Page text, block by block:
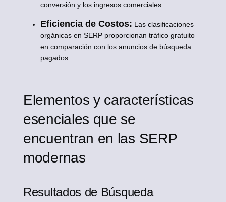
conversión y los ingresos comerciales
Eficiencia de Costos: Las clasificaciones
orgánicas en SERP proporcionan tráfico gratuito
en comparación con los anuncios de búsqueda
pagados
Elementos y características
esenciales que se
encuentran en las SERP
modernas
Resultados de Búsqueda